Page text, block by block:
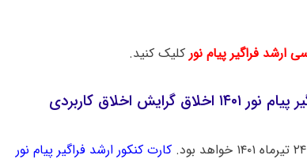
ارشد فراگیر پیام نورکلیک کنید.
اخلاق کاربردی
کارت کنکور ارشد فراگیر پیام نور